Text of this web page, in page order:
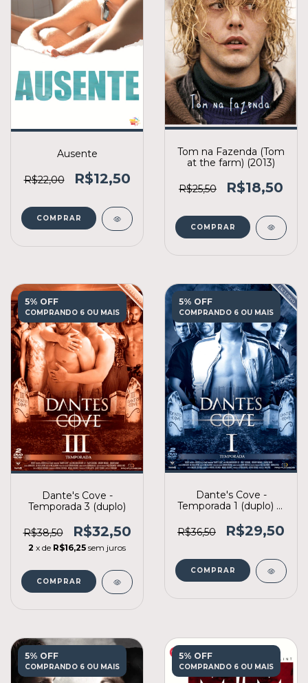
Ausente
R$22,00 R$12,50
COMPRAR
Tom na Fazenda (Tom
at the farm) (2013)
R$25,50 R$18,50
COMPRAR
5% OFF
COMPRANDO 6 OU MAIS
Dante's Cove -
Temporada 3 (duplo)
R$38,50 R$32,50
2 x de R$16,25 sem juros
COMPRAR
5% OFF
COMPRANDO 6 OU MAIS
Dante's Cove -
Temporada 1 (duplo) 2ª
R$36,50
R$29,50
COMPRAR
5% OFF
COMPRANDO 6 OU MAIS
5% OFF
COMPRANDO 6 OU MAIS